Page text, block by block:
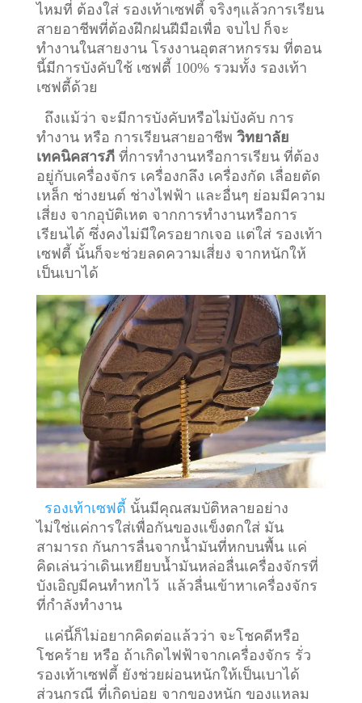
ไหมที่ ต้องใส่ รองเท้าเซฟตี้ จริงๆแล้วการเรียน
สายอาชีพที่ต้องฝึกฝนฝีมือเพื่อ จบไป ก็จะ
ทำงานในสายงาน โรงงานอุตสาหกรรม ที่ตอน
นี้มีการบังคับใช้ เซฟตี้ 100% รวมทั้ง รองเท้า
เซฟตี้ด้วย
ถึงแม้ว่า จะมีการบังคับหรือไม่บังคับ การ
ทำงาน หรือ การเรียนสายอาชีพ วิทยาลัย
เทคนิคสารภีที่การทำงานหรือการเรียน ที่ต้อง
อยู่กับเครื่องจักร เครื่องกลึง เครื่องกัด เลื่อยตัด
เหล็ก ช่างยนต์ ช่างไฟฟ้า และอื่นๆ ย่อมมีความ
เสี่ยง จากอุบัติเหต จากการทำงานหรือการ
เรียนได้ ซึ่งคงไม่มีใครอยากเจอ แต่ใส่ รองเท้า
เซฟตี้ นั้นก็จะช่วยลดความเสี่ยง จากหนักให้
เป็นเบาได้
รองเท้าเซฟตี้ นั้นมีคุณสมบัติหลายอย่าง
ไม่ใช่แค่การใส่เพื่อกันของแข็งตกใส่ มัน
สามารถ กันการลื่นจากน้ำมันที่หกบนพื้น แค่
คิดเล่นว่าเดินเหยียบน้ำมันหล่อลื่นเครื่องจักรที่
บังเอิญมีคนทำหกไว้ แล้วลื่นเข้าหาเครื่องจักร
ที่กำลังทำงาน
แค่นี้ก็ไม่อยากคิดต่อแล้วว่า จะโชคดีหรือ
โชคร้าย หรือ ถ้าเกิดไฟฟ้าจากเครื่องจักร รั่ว
รองเท้าเซฟตี้ ยังช่วยผ่อนหนักให้เป็นเบาได้
ส่วนกรณี ที่เกิดบ่อย จากของหนัก ของแหลม